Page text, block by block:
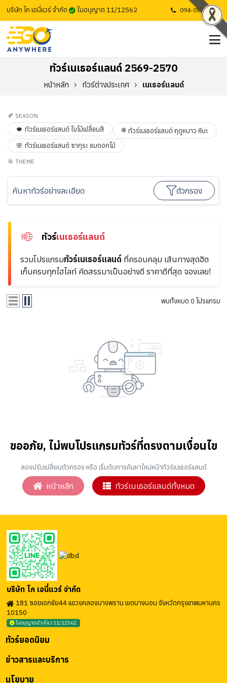
บริษัท โก เอนี่แวร์ จำกัด ใบอนุญาต 11/12562 094-053-1725
ทัวร์เนเธอร์แลนด์ 2569-2570
หน้าหลัก ทัวร์ต่างประเทศ เนเธอร์แลนด์
🍂 SEASON
🍁 ทัวร์เนเธอร์แลนด์ ใบไม้เปลี่ยนสี ❄️ ทัวร์เนเธอร์แลนด์ ฤดูหนาว หิมะ
🌸 ทัวร์เนเธอร์แลนด์ ซากุระ ชมดอกไม้
🎯 THEME
ค้นหาทัวร์อย่างละเอียด ตัวกรอง
ทัวร์เนเธอร์แลนด์
รวมโปรแกรมทัวร์เนเธอร์แลนด์ ที่ครอบคลุม เส้นทางสุดฮิต
เก็บครบทุกไฮไลท์ คัดสรรมาเป็นอย่างดี ราคาดีที่สุด จองเลย!
พบทั้งหมด 0 โปรแกรม
ขออภัย, ไม่พบโปรแกรมทัวร์ที่ตรงตามเงื่อนไข
ลองปรับเปลี่ยนตัวกรอง หรือ เริ่มต้นการค้นหาใหม่หน้าทัวร์เนเธอร์แลนด์
หน้าหลัก ทัวร์เนเธอร์แลนด์ทั้งหมด
บริษัท โก เอนี่แวร์ จำกัด
181 ซอยเอกชัย44 แขวงคลองบางพราน เขตบางบอน จังหวัดกรุงเทพมหานคร
10150
ใบอนุญาตนำเที่ยว 11/12562
นโยบาย
ข่าวสารและบริการ
ทัวร์ยอดนิยม